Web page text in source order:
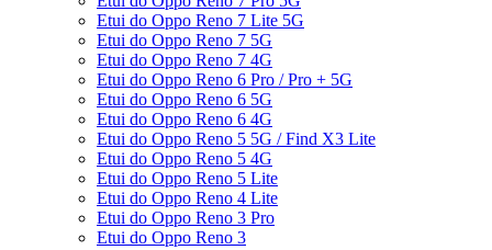
Etui do Oppo Reno 7 Lite 5G
Etui do Oppo Reno 7 5G
Etui do Oppo Reno 7 4G
Etui do Oppo Reno 6 Pro / Pro + 5G
Etui do Oppo Reno 6 5G
Etui do Oppo Reno 6 4G
Etui do Oppo Reno 5 5G / Find X3 Lite
Etui do Oppo Reno 5 4G
Etui do Oppo Reno 5 Lite
Etui do Oppo Reno 4 Lite
Etui do Oppo Reno 3 Pro
Etui do Oppo Reno 3